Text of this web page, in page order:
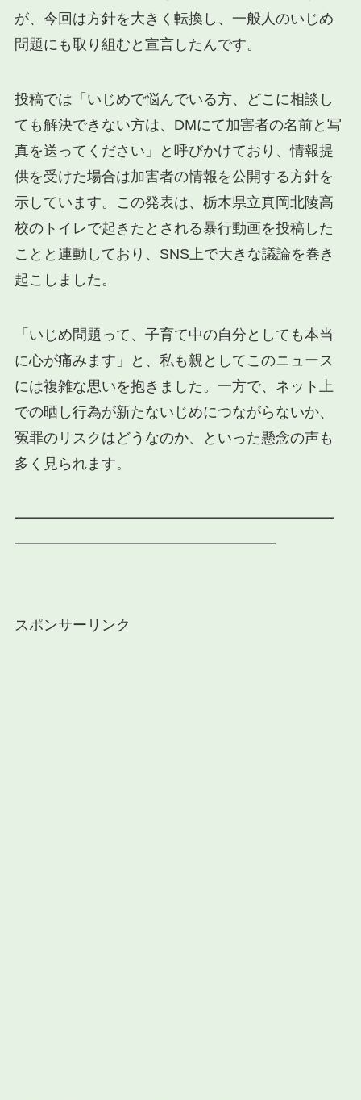
が、今回は方針を大きく転換し、一般人のいじめ
問題にも取り組むと宣言したんです。
投稿では「いじめで悩んでいる方、どこに相談し
ても解決できない方は、DMにて加害者の名前と写
真を送ってください」と呼びかけており、情報提
供を受けた場合は加害者の情報を公開する方針を
示しています。この発表は、栃木県立真岡北陵高
校のトイレで起きたとされる暴行動画を投稿した
ことと連動しており、SNS上で大きな議論を巻き
起こしました。
「いじめ問題って、子育て中の自分としても本当
に心が痛みます」と、私も親としてこのニュース
には複雑な思いを抱きました。一方で、ネット上
での晒し行為が新たないじめにつながらないか、
冤罪のリスクはどうなのか、といった懸念の声も
多く見られます。
━━━━━━━━━━━━━━━━━━━━━━
━━━━━━━━━━━━━━━━━━
スポンサーリンク